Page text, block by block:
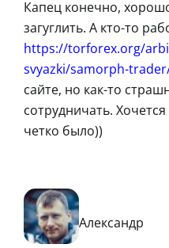
Капец конечно,
загуглить. А кто-то
https://torforex.org/
svyazki/samorph-
сайте, но как-то
сотрудничать.
четко было))
Александр